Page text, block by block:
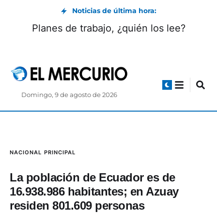
Noticias de última hora:
Pelotita playera
Domingo, 9 de agosto de 2026
NACIONAL PRINCIPAL
La población de Ecuador es de
16.938.986 habitantes; en Azuay
residen 801.609 personas